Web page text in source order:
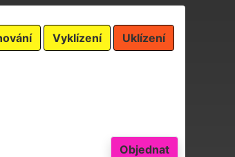
Vyklízení Uklízení
Objednat